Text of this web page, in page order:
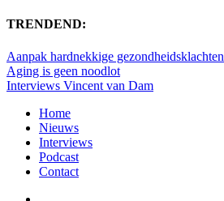
TRENDEND:
Aanpak hardnekkige gezondheidsklachten
Aging is geen noodlot
Interviews Vincent van Dam
Home
Nieuws
Interviews
Podcast
Contact